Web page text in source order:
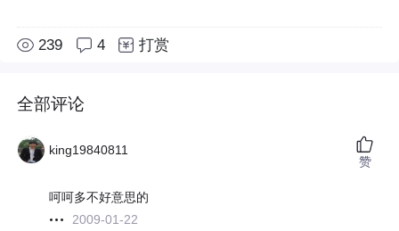
239 4 打赏
全部评论
king19840811
呵呵多不好意思的
2009-01-22
赞